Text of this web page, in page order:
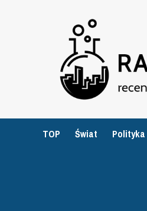
TOP Świat Polityka